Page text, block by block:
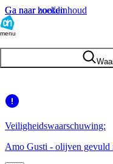
Ga naar hoofdinhoud
Ga naar zoeken
menu
Veiligheidswaarschuwing:
Amo Gusti - olijven gevuld